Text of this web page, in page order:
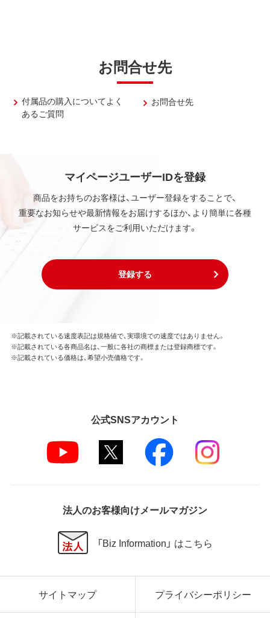
お問合せ先
付属品の購入についてよく
あるご質問
お問合せ先
マイページユーザーIDを登録
商品をお持ちのお客様は、ユーザー登録をすることで、
重要なお知らせや最新情報をお届けするほか、より簡単に各種
サービスをご利用いただけます。
登録する
※記載されている速度表記は規格値で、実環境での速度ではありません。
※記載されている各商品名は、一般に各社の商標または登録商標です。
※記載されている価格は、希望小売価格です。
公式SNSアカウント
法人のお客様向けメールマガジン
「Biz Information」 はこちら
サイトマップ プライバシーポリシー